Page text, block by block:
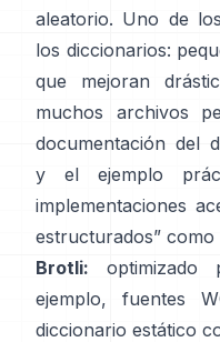
aleatorio. Uno de
los diccionarios:
que mejoran
muchos archivos
documentación del
y
el ejemplo
implementaciones
estructurados” como
Brotli: optimizado
ejemplo, fuentes
diccionario estático